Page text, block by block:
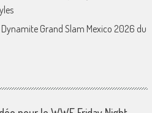
Grand Slam Mexico 2026 du